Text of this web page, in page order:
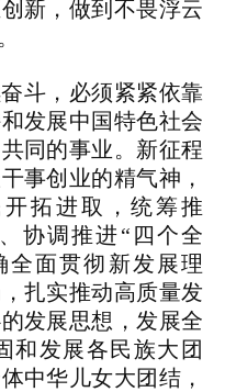
新，做到不畏浮云
，必须紧紧依靠
发展中国特色社会
同的事业。新征程
事创业的精气神，
拓进取，统筹推
协调推进“四个全
全面贯彻新发展理
扎实推动高质量发
发展思想，发展全
和发展各民族大团
中华儿女大团结，